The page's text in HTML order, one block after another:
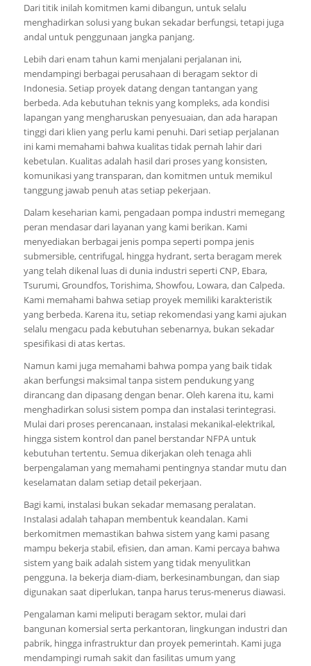
Dari titik inilah komitmen kami dibangun, untuk selalu
menghadirkan solusi yang bukan sekadar berfungsi, tetapi juga
andal untuk penggunaan jangka panjang.
Lebih dari enam tahun kami menjalani perjalanan ini,
mendampingi berbagai perusahaan di beragam sektor di
Indonesia. Setiap proyek datang dengan tantangan yang
berbeda. Ada kebutuhan teknis yang kompleks, ada kondisi
lapangan yang mengharuskan penyesuaian, dan ada harapan
tinggi dari klien yang perlu kami penuhi. Dari setiap perjalanan
ini kami memahami bahwa kualitas tidak pernah lahir dari
kebetulan. Kualitas adalah hasil dari proses yang konsisten,
komunikasi yang transparan, dan komitmen untuk memikul
tanggung jawab penuh atas setiap pekerjaan.
Dalam keseharian kami, pengadaan pompa industri memegang
peran mendasar dari layanan yang kami berikan. Kami
menyediakan berbagai jenis pompa seperti pompa jenis
submersible, centrifugal, hingga hydrant, serta beragam merek
yang telah dikenal luas di dunia industri seperti CNP, Ebara,
Tsurumi, Groundfos, Torishima, Showfou, Lowara, dan Calpeda.
Kami memahami bahwa setiap proyek memiliki karakteristik
yang berbeda. Karena itu, setiap rekomendasi yang kami ajukan
selalu mengacu pada kebutuhan sebenarnya, bukan sekadar
spesifikasi di atas kertas.
Namun kami juga memahami bahwa pompa yang baik tidak
akan berfungsi maksimal tanpa sistem pendukung yang
dirancang dan dipasang dengan benar. Oleh karena itu, kami
menghadirkan solusi sistem pompa dan instalasi terintegrasi.
Mulai dari proses perencanaan, instalasi mekanikal-elektrikal,
hingga sistem kontrol dan panel berstandar NFPA untuk
kebutuhan tertentu. Semua dikerjakan oleh tenaga ahli
berpengalaman yang memahami pentingnya standar mutu dan
keselamatan dalam setiap detail pekerjaan.
Bagi kami, instalasi bukan sekadar memasang peralatan.
Instalasi adalah tahapan membentuk keandalan. Kami
berkomitmen memastikan bahwa sistem yang kami pasang
mampu bekerja stabil, efisien, dan aman. Kami percaya bahwa
sistem yang baik adalah sistem yang tidak menyulitkan
pengguna. Ia bekerja diam-diam, berkesinambungan, dan siap
digunakan saat diperlukan, tanpa harus terus-menerus diawasi.
Pengalaman kami meliputi beragam sektor, mulai dari
bangunan komersial serta perkantoran, lingkungan industri dan
pabrik, hingga infrastruktur dan proyek pemerintah. Kami juga
mendampingi rumah sakit dan fasilitas umum yang